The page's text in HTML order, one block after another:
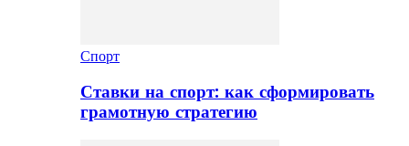
Спорт
Ставки на спорт: как сформировать
грамотную стратегию